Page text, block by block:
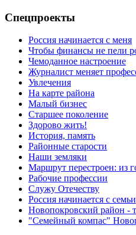
Спецпроекты
Россия начинается с меня
Чтобы финансы не пели
Чемоданное настроение
Журналист меняет
Увлечения
На карте района
Малый бизнес
Старшее поколение
Здорово жить!
История, память
Районные старости
Наши земляки
Маршрут перестроен: из
Рабочие профессии
Служу Отечеству
Россия начинается с семьи
Новопокровский район -
"Семейный компас"